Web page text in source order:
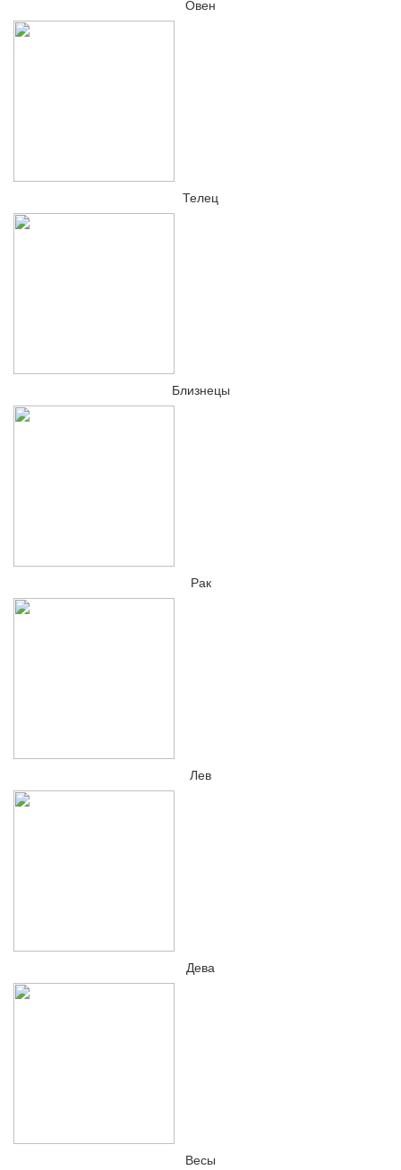
Овен
Телец
Близнецы
Рак
Лев
Дева
Весы